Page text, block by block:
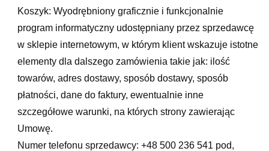
Koszyk: Wyodrębniony graficznie i funkcjonalnie
program informatyczny udostępniany przez sprzedawcę
w sklepie internetowym, w którym klient wskazuje istotne
elementy dla dalszego zamówienia takie jak: ilość
towarów, adres dostawy, sposób dostawy, sposób
płatności, dane do faktury, ewentualnie inne
szczegółowe warunki, na których strony zawierając
Umowę.
Numer telefonu sprzedawcy: +48 500 236 541 pod,